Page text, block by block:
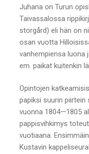
Juhana on Turun
Taivassalossa
storgård) eli hän on
osan vuotta
vanhempiensa luona
em. paikat kuitenkin
Opintojen
papiksi suurin
vuonna 1804—1805
pappisvihkimys
vuotiaana.
Kustavin